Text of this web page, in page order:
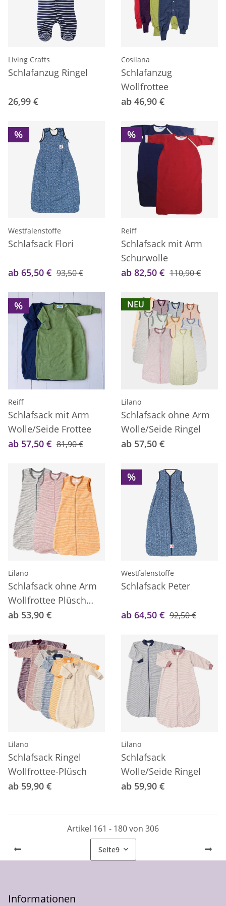
Living Crafts
Schlafanzug Ringel
26,99 €
Cosilana
Schlafanzug
Wollfrottee
ab 46,90 €
%
Westfalenstoffe
Schlafsack Flori
ab 65,50 € 93,50 €
%
Reiff
Schlafsack mit Arm
Schurwolle
ab 82,50 € 110,90 €
%
Reiff
Schlafsack mit Arm
Wolle/Seide Frottee
ab 57,50 € 81,90 €
NEU
Lilano
Schlafsack ohne Arm
Wolle/Seide Ringel
ab 57,50 €
Lilano
Schlafsack ohne Arm
Wollfrottee Plüsch
Ringel
ab 53,90 €
%
Westfalenstoffe
Schlafsack Peter
ab 64,50 € 92,50 €
Lilano
Schlafsack Ringel
Wollfrottee-Plüsch
ab 59,90 €
Lilano
Schlafsack
Wolle/Seide Ringel
ab 59,90 €
Artikel 161 - 180 von 306
Seite9
Informationen